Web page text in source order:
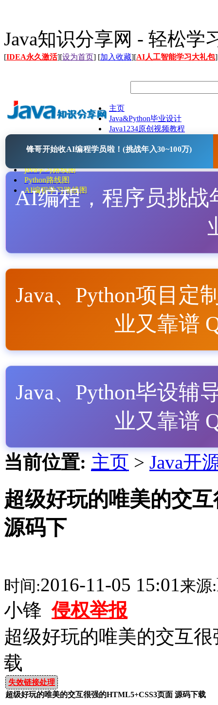
Java知识分享网 - 轻松学
[IDEA永久激活][设为首页] [加入收藏][AI人工智能学习大礼包]
主页
Java&Python毕业设计
Java1234原创视频教程
Java开源项目
java学习路线图
Python路线图
AI编程学习路线图
锋哥开始收AI编程学员啦！(挑战年入30~100万)
AI编程，程序员挑战
Java、Python项目定
业又靠谱
Java、Python毕设辅
业又靠谱
当前位置: 主页 > Java开
超级好玩的唯美的交
源码下
时间:2016-11-05 15:01来源:
小锋侵权举报
超级好玩的唯美的交互
载
失效链接处理
超级好玩的唯美的交互很强的HTML5+CSS3页面 源码下载